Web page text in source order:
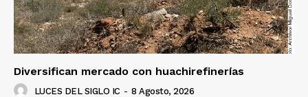
Diversifican mercado con huachirefinerías
LUCES DEL SIGLO IC - 8 Agosto, 2026